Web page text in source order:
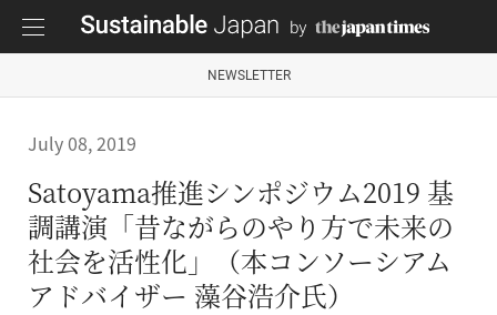
NEWSLETTER
July 08, 2019
Satoyama推進シンポジウム2019 基
調講演「昔ながらのやり方で未来の
社会を活性化」（本コンソーシアム
アドバイザー 藻谷浩介氏）